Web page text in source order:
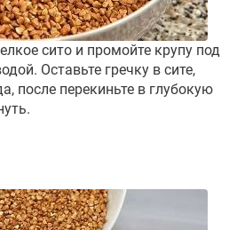
сито и промойте крупу под
Оставьте гречку в сите,
после перекиньте в глубокую